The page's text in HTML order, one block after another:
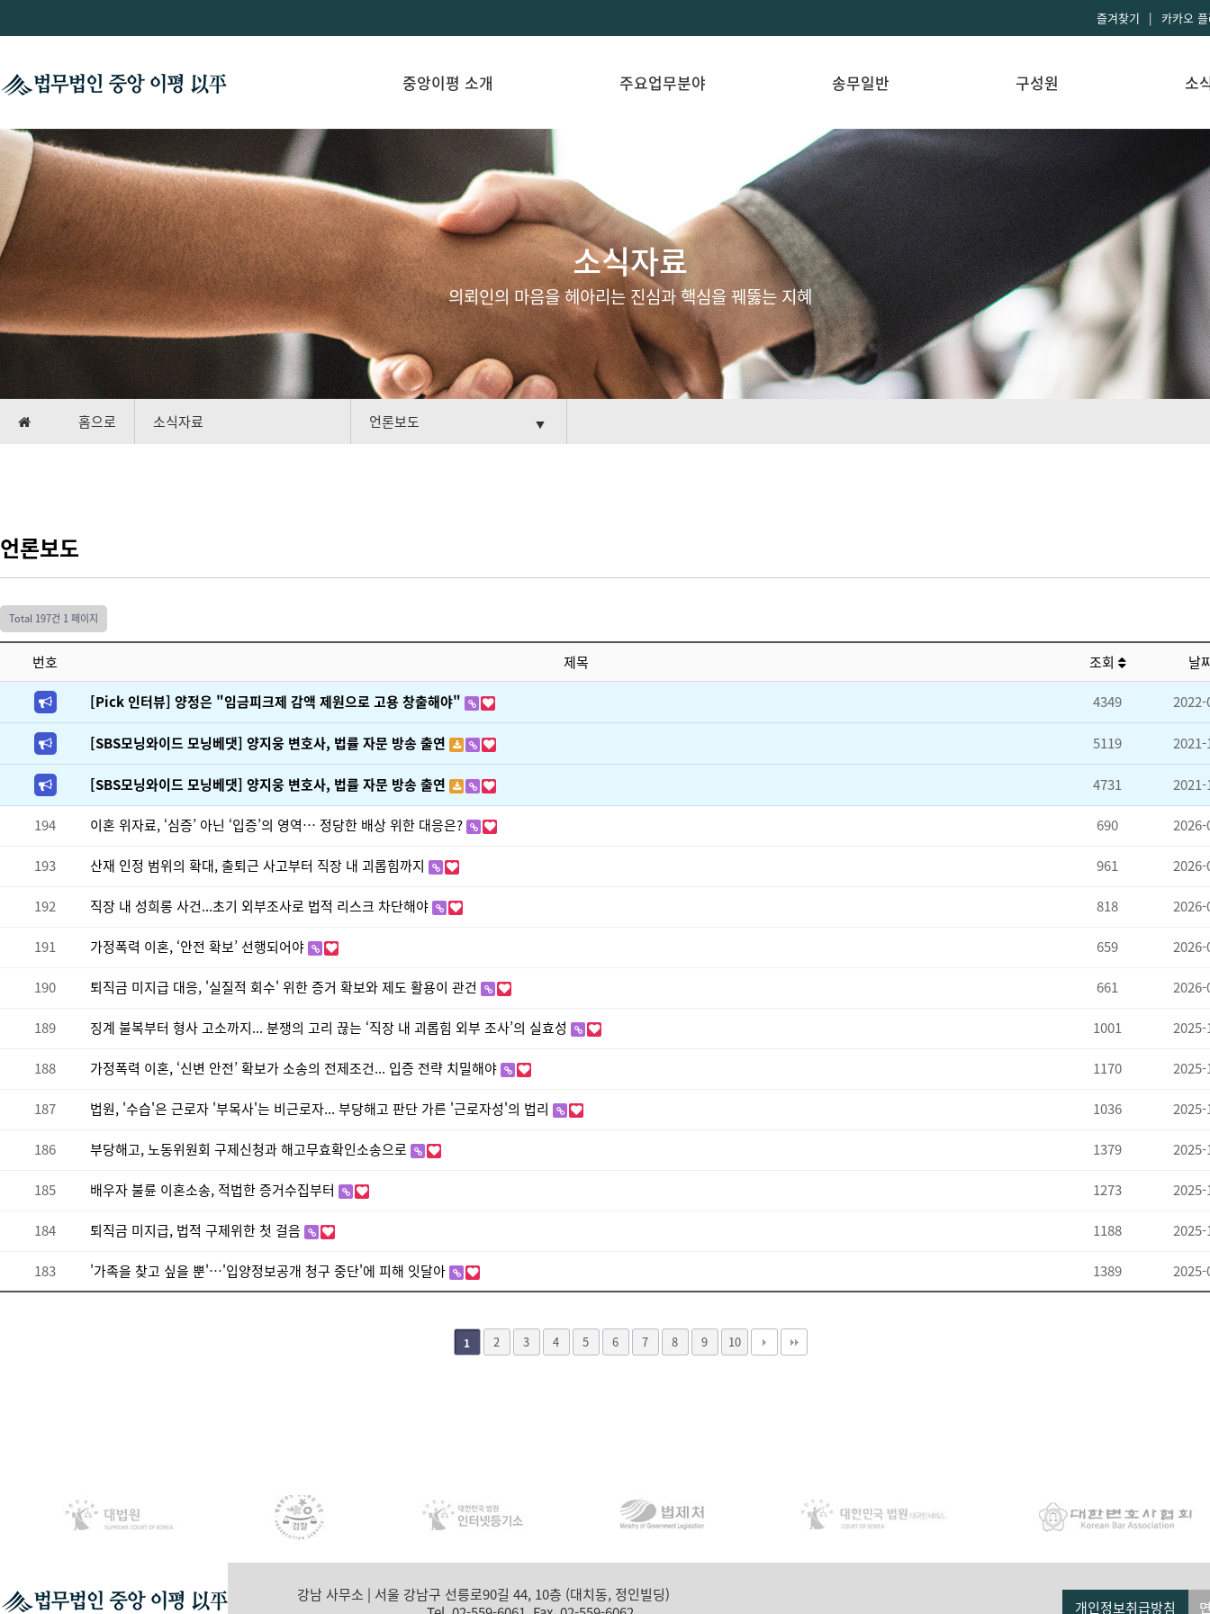
즐겨찾기 | 카카오
중앙이평 소개 주요업무분야 송무일반 구성원 소
소식자료
의뢰인의 마음을 헤아리는 진심과 핵심을 꿰뚫는 지혜
홈으로 소식자료 언론보도 ▼
언론보도
Total 197건 1 페이지
번호 제목 조회
날
[Pick 인터뷰] 양정은 "임금피크제 감액 제원으로 고용 창출해야"
4349
[SBS모닝와이드 모닝베댓] 양지웅 변호사, 법률 자문 방송 출연 5119
[SBS모닝와이드 모닝베댓] 양지웅 변호사, 법률 자문 방송 출연 4731
194 이혼 위자료, ‘심증’ 아닌 ‘입증’의 영역… 정당한 배상 위한 대응은? 690
193 산재 인정 범위의 확대, 출퇴근 사고부터 직장 내 괴롭힘까지 961
192 직장 내 성희롱 사건...초기 외부조사로 법적 리스크 차단해야 818
191 가정폭력 이혼, ‘안전 확보’ 선행되어야 659
190 퇴직금 미지급 대응, '실질적 회수' 위한 증거 확보와 제도 활용이 관건 661
189 징계 불복부터 형사 고소까지... 분쟁의 고리 끊는 ‘직장 내 괴롭힘 외부 조사’의 실효성 1001
188 가정폭력 이혼, ‘신변 안전’ 확보가 소송의 전제조건... 입증 전략 치밀해야 1170
187 법원, '수습'은 근로자 '부목사'는 비근로자... 부당해고 판단 가른 '근로자성'의 법리 1036
186 부당해고, 노동위원회 구제신청과 해고무효확인소송으로 1379
185 배우자 불륜 이혼소송, 적법한 증거수집부터 1273
184 퇴직금 미지급, 법적 구제위한 첫 걸음 1188
183 '가족을 찾고 싶을 뿐'…'입양정보공개 청구 중단'에 피해 잇달아 1389
1 2 3 4 5 6 7 8 9 10
강남 사무소 | 서울 강남구 선릉로90길 44, 10층 (대치동, 정인빌딩)
개인정보취급방침